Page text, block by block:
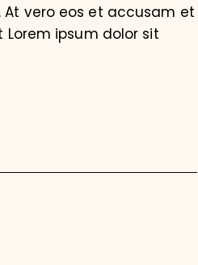
vero eos et accusam et
ipsum dolor sit